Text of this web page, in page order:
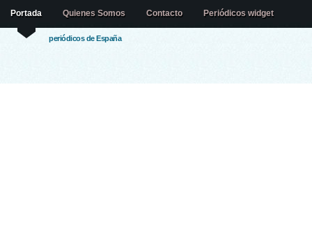
periódicos de España
Portada Quienes Somos Contacto Periódicos widget